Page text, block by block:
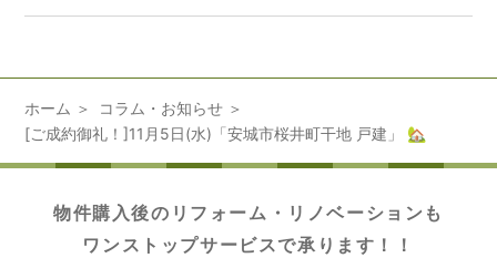
ホーム
コラム・お知らせ
[ご成約御礼！]11月5日(水)「安城市桜井町干地 戸建」 🏡
物件購入後のリフォーム・リノベーションも
ワンストップサービスで承ります！！